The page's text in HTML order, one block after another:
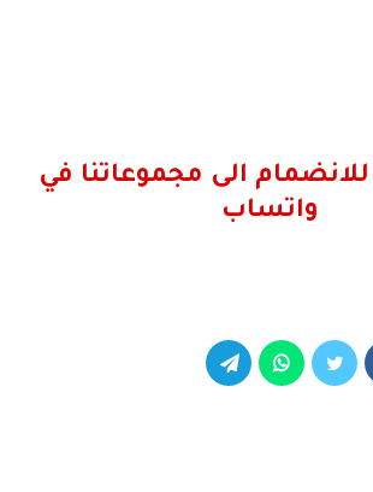
الى مجموعاتنا في
واتساب